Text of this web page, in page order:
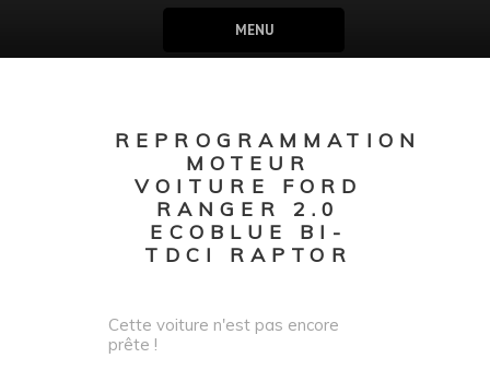
MENU
REPROGRAMMATION
MOTEUR
VOITURE FORD
RANGER 2.0
ECOBLUE BI-
TDCI RAPTOR
Cette voiture n'est pas encore
prête !